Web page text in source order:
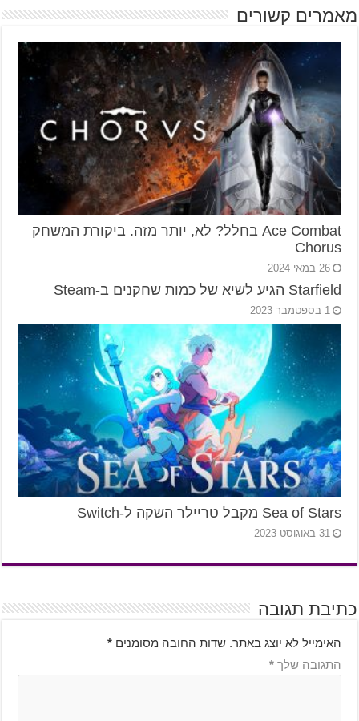
מאמרים קשורים
Ace Combat בחלל? לא, יותר מזה. ביקורת המשחק
Chorus
26 במאי 2024
Starfield הגיע לשיא של כמות שחקנים ב-Steam
1 בספטמבר 2023
Sea of Stars מקבל טריילר השקה ל-Switch
31 באוגוסט 2023
כתיבת תגובה
האימייל לא יוצג באתר. שדות החובה מסומנים *
התגובה שלך *